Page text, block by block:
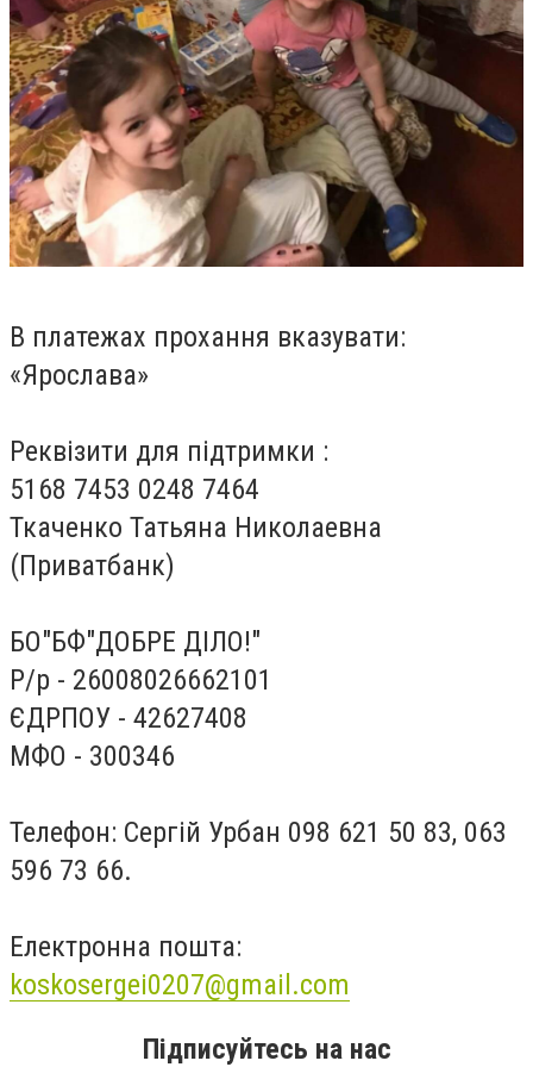
В платежах прохання вказувати:
«Ярослава»
Реквізити для підтримки :
5168 7453 0248 7464
Ткаченко Татьяна Николаевна
(Приватбанк)
БО"БФ"ДОБРЕ ДІЛО!"
Р/р - 26008026662101
ЄДРПОУ - 42627408
МФО - 300346
Телефон: Сергій Урбан 098 621 50 83, 063
596 73 66.
Електронна пошта:
koskosergei0207@gmail.com
Підписуйтесь на нас